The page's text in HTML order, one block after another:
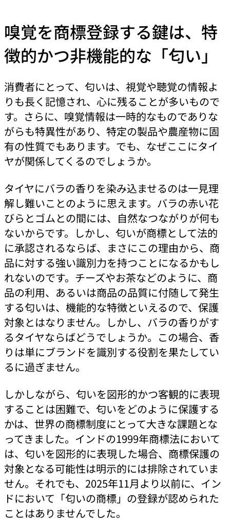
嗅覚を商標登録する鍵は、特
徴的かつ非機能的な「匂い」
消費者にとって、匂いは、視覚や聴覚の情報よ
りも長く記憶され、心に残ることが多いもので
す。さらに、嗅覚情報は一時的なものでありな
がらも特異性があり、特定の製品や農産物に固
有の性質でもあります。でも、なぜここにタイ
ヤが関係してくるのでしょうか。
タイヤにバラの香りを染み込ませるのは一見理
解し難いことのように思えます。バラの赤い花
びらとゴムとの間には、自然なつながりが何も
ないからです。しかし、匂いが商標として法的
に承認されるならば、まさにこの理由から、商
品に対する強い識別力を持つことになるかもし
れないのです。チーズやお茶などのように、商
品の利用、あるいは商品の品質に付随して発生
する匂いは、機能的な特徴といえるので、保護
対象とはなりません。しかし、バラの香りがす
るタイヤならばどうでしょうか。この場合、香
りは単にブランドを識別する役割を果たしてい
るに過ぎません。
しかしながら、匂いを図形的かつ客観的に表現
することは困難で、匂いをどのように保護する
かは、世界の商標制度にとって大きな課題とな
ってきました。インドの1999年商標法において
は、匂いを図形的に表現した場合、商標保護の
対象となる可能性は明示的には排除されていま
せん。それでも、2025年11月より以前に、イン
ドにおいて「匂いの商標」の登録が認められた
ことはありませんでした。